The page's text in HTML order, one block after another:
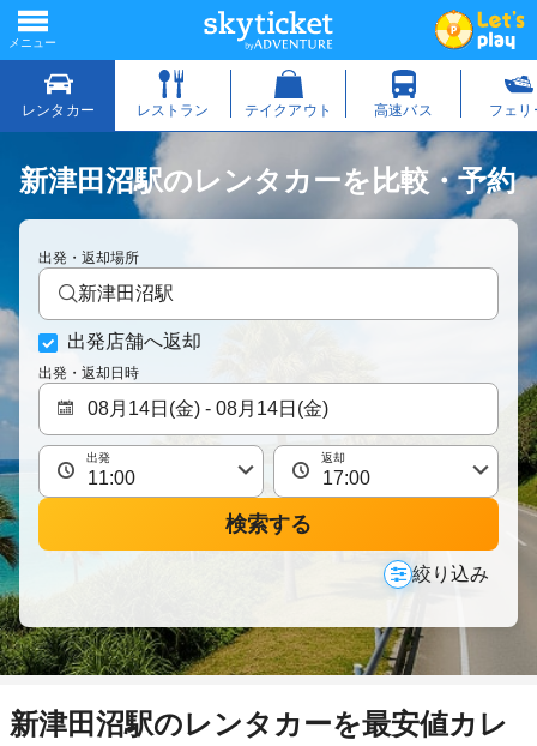
新津田沼駅のレンタカーを比較・予約
出発・返却場所
新津田沼駅
出発店舗へ返却
出発・返却日時
出発 返却
検索する
絞り込み
新津田沼駅のレンタカーを最安値カレ